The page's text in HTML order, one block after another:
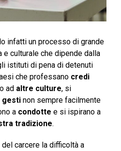
infatti un processo di grande
culturale che dipende dalla
istituti di pena di detenuti
che professano credi
ad altre culture, si
gesti non sempre facilmente
a condotte e si ispirano a
tradizione.
carcere la difficoltà a